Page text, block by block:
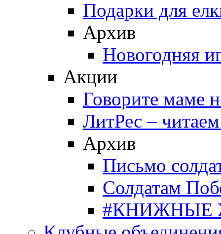
Подарки для
Архив
Новогодняя
Акции
Говорите маме
ЛитРес –
Архив
Письмо
Солдатам
#КНИЖНЫЕ